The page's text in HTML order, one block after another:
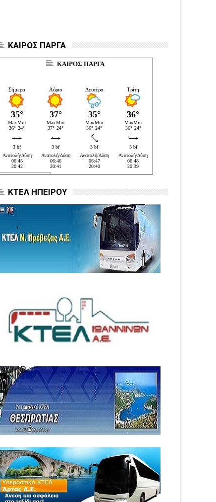
ΚΑΙΡΟΣ ΠΑΡΓΑ
ΚΑΙΡΟΣ ΠΑΡΓΑ
ΚΤΕΛ ΗΠΕΙΡΟΥ